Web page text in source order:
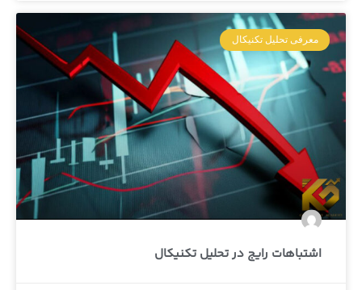
معرفی تحلیل تکنیکال
اشتباهات رایج در تحلیل تکنیکال